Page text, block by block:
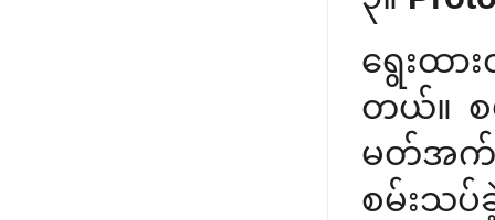
ရွေးထ
တယ်။ စ
မတ်အက်
စမ်းသ